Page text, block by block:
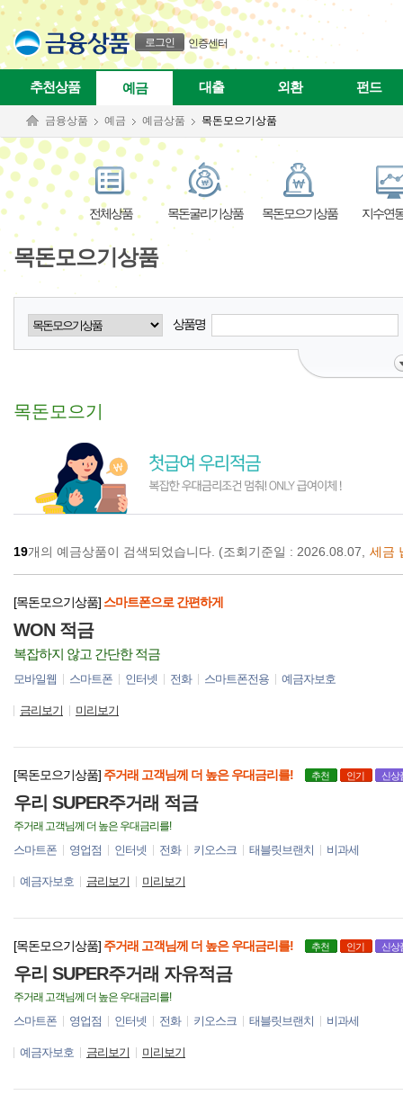
본문으로 바로가기
푸터 바로가기
로그인 인증센터
추천상품 예금 대출 외환 펀드
금융상품 예금 예금상품 목돈모으기상품
전체상품 목돈굴리기상품 목돈모으기상품 지수연
목돈모으기상품
상품명
목돈모으기
19개의 예금상품이 검색되었습니다. (조회기준일 : 2026.08.07, 세금
WON 적금
[목돈모으기상품] 스마트폰으로 간편하게
복잡하지 않고 간단한 적금
모바일웹 스마트폰 인터넷 전화 스마트폰전용 예금자보호
금리보기 미리보기
우리 SUPER주거래 적금
[목돈모으기상품] 주거래 고객님께 더 높은 우대금리를! 추천 인기 신상
주거래 고객님께 더 높은 우대금리를!
스마트폰 영업점 인터넷 전화 키오스크 태블릿브랜치 비과세
예금자보호 금리보기 미리보기
우리 SUPER주거래 자유적금
[목돈모으기상품] 주거래 고객님께 더 높은 우대금리를! 추천 인기 신상
주거래 고객님께 더 높은 우대금리를!
스마트폰 영업점 인터넷 전화 키오스크 태블릿브랜치 비과세
예금자보호 금리보기 미리보기